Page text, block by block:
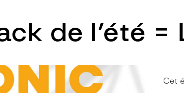
de l’été
Cet